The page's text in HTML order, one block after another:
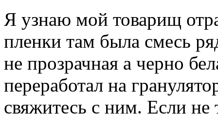
Я узнаю мой товарищ
пленки там была смесь
не прозрачная а черно
переработал на
свяжитесь с ним. Если не